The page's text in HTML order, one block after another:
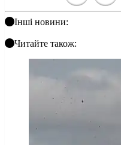
Інші новини:
Читайте також: